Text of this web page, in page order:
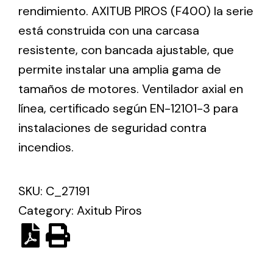
Iluminación Solar
de necesidades.
Solar lighting
Variety of solar solutions for all kinds of needs.
rendimiento. AXITUB PIROS (F400) la serie
está construida con una carcasa
resistente, con bancada ajustable, que
permite instalar una amplia gama de
tamaños de motores. Ventilador axial en
línea, certificado según EN-12101-3 para
instalaciones de seguridad contra
incendios.
SKU: C_27191
Category: Axitub Piros